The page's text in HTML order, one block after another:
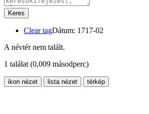
Keres
Clear tagDátum: 1717-02
A névtér nem talált.
1 találat (0,009 másodperc)
ikon nézet lista nézet térkép